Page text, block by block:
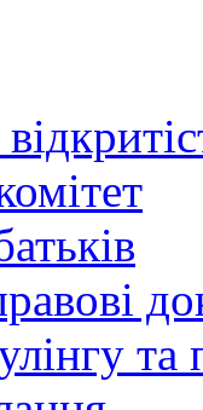
та